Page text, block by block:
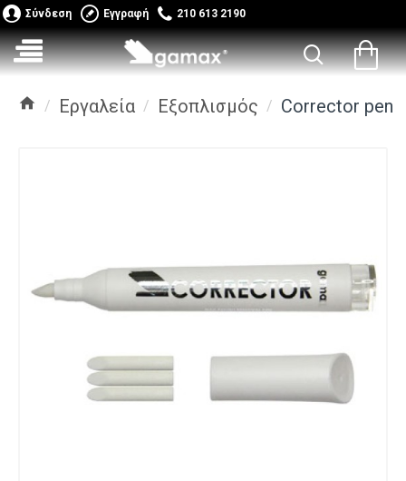
Σύνδεση Εγγραφή 210 613 2190
Εργαλεία Εξοπλισμός Corrector pen